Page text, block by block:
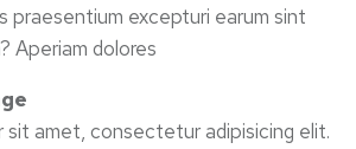
praesentium excepturi earum sint
Aperiam dolores
sit amet, consectetur adipisicing elit.